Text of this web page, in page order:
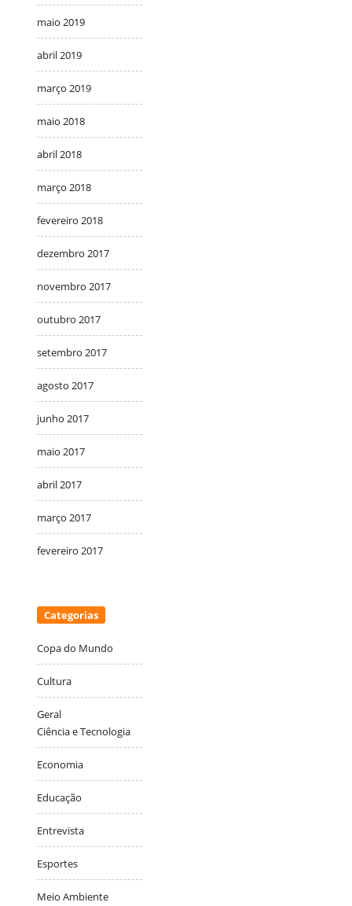
maio 2019
abril 2019
março 2019
maio 2018
abril 2018
março 2018
fevereiro 2018
dezembro 2017
novembro 2017
outubro 2017
setembro 2017
agosto 2017
junho 2017
maio 2017
abril 2017
março 2017
fevereiro 2017
Categorias
Copa do Mundo
Cultura
Geral
Ciência e Tecnologia
Economia
Educação
Entrevista
Esportes
Meio Ambiente